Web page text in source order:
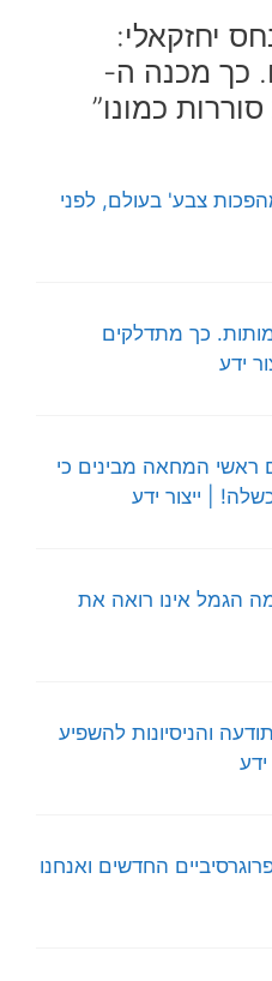
יחזקאלי:
כך מכנה ה-
צבע' בעולם, לפני
כך מתדלקים
ידע
ראשי המחאה מבינים כי
| ייצור ידע
הגמל אינו רואה את
והניסיונות להשפיע
החדשים ואנחנו